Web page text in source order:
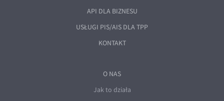
API DLA BIZNESU
USŁUGI PIS/AIS DLA TPP
KONTAKT
O NAS
Jak to działa